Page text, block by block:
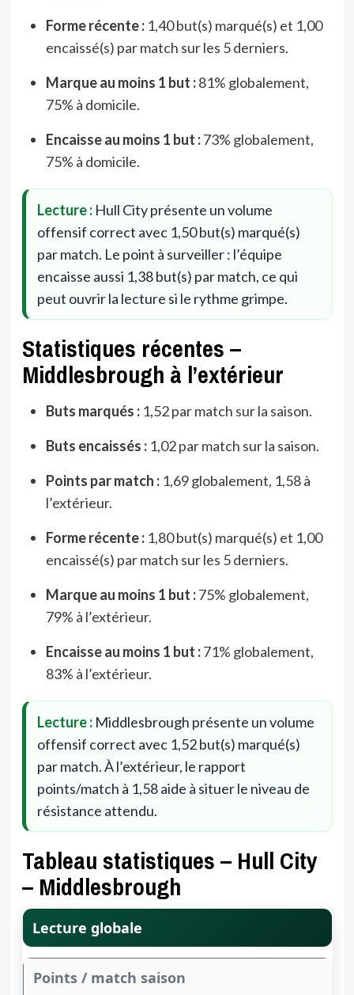
Forme récente :1,40 but(s) marqué(s) et 1,00
encaissé(s) par match sur les 5 derniers.
Marque au moins 1 but :81% globalement,
75% à domicile.
Encaisse au moins 1 but :73% globalement,
75% à domicile.
Lecture :Hull City présente un volume
offensif correct avec 1,50 but(s) marqué(s)
par match. Le point à surveiller : l’équipe
encaisse aussi 1,38 but(s) par match, ce qui
peut ouvrir la lecture si le rythme grimpe.
Statistiques récentes –
Middlesbrough à l’extérieur
Buts marqués :1,52 par match sur la saison.
Buts encaissés :1,02 par match sur la saison.
Points par match :1,69 globalement, 1,58 à
l’extérieur.
Forme récente :1,80 but(s) marqué(s) et 1,00
encaissé(s) par match sur les 5 derniers.
Marque au moins 1 but :75% globalement,
79% à l’extérieur.
Encaisse au moins 1 but :71% globalement,
83% à l’extérieur.
Lecture :Middlesbrough présente un volume
offensif correct avec 1,52 but(s) marqué(s)
par match. À l’extérieur, le rapport
points/match à 1,58 aide à situer le niveau de
résistance attendu.
Tableau statistiques – Hull City
– Middlesbrough
Lecture globale
Points / match saison